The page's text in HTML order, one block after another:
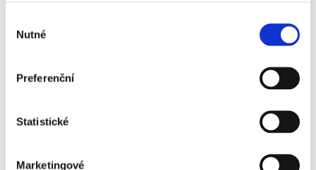
souhlasu
Nutné
Preferenční
Statistické
Marketingové
Anglie - Skotsko
- po skončení zápasu individuální program